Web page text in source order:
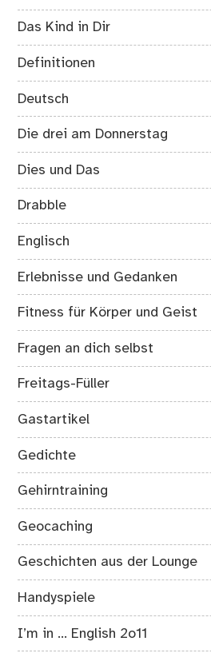
Das Kind in Dir
Definitionen
Deutsch
Die drei am Donnerstag
Dies und Das
Drabble
Englisch
Erlebnisse und Gedanken
Fitness für Körper und Geist
Fragen an dich selbst
Freitags-Füller
Gastartikel
Gedichte
Gehirntraining
Geocaching
Geschichten aus der Lounge
Handyspiele
I’m in … English 2o11